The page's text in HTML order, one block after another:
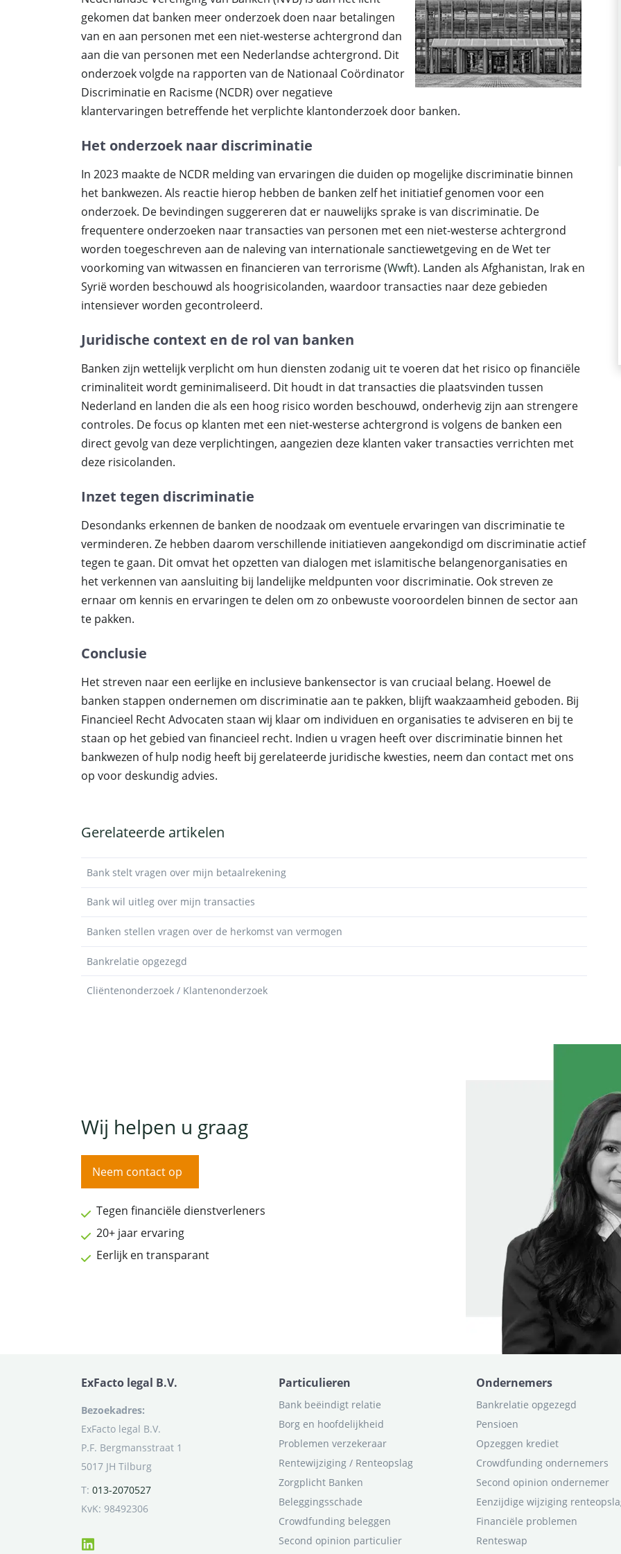
gekomen dat banken meer onderzoek doen naar betalingen
van en aan personen met een niet-westerse achtergrond dan
aan die van personen met een Nederlandse achtergrond. Dit
onderzoek volgde na rapporten van de Nationaal Coördinator
Discriminatie en Racisme (NCDR) over negatieve
klantervaringen betreffende het verplichte klantonderzoek door banken.
Het onderzoek naar discriminatie
In 2023 maakte de NCDR melding van ervaringen die duiden op mogelijke discriminatie binnen
het bankwezen. Als reactie hierop hebben de banken zelf het initiatief genomen voor een
onderzoek. De bevindingen suggereren dat er nauwelijks sprake is van discriminatie. De
frequentere onderzoeken naar transacties van personen met een niet-westerse achtergrond
worden toegeschreven aan de naleving van internationale sanctiewetgeving en de Wet ter
voorkoming van witwassen en financieren van terrorisme (Wwft). Landen als Afghanistan, Irak en
Syrië worden beschouwd als hoogrisicolanden, waardoor transacties naar deze gebieden
intensiever worden gecontroleerd.
Juridische context en de rol van banken
Banken zijn wettelijk verplicht om hun diensten zodanig uit te voeren dat het risico op financiële
criminaliteit wordt geminimaliseerd. Dit houdt in dat transacties die plaatsvinden tussen
Nederland en landen die als een hoog risico worden beschouwd, onderhevig zijn aan strengere
controles. De focus op klanten met een niet-westerse achtergrond is volgens de banken een
direct gevolg van deze verplichtingen, aangezien deze klanten vaker transacties verrichten met
deze risicolanden.
Inzet tegen discriminatie
Desondanks erkennen de banken de noodzaak om eventuele ervaringen van discriminatie te
verminderen. Ze hebben daarom verschillende initiatieven aangekondigd om discriminatie actief
tegen te gaan. Dit omvat het opzetten van dialogen met islamitische belangenorganisaties en
het verkennen van aansluiting bij landelijke meldpunten voor discriminatie. Ook streven ze
ernaar om kennis en ervaringen te delen om zo onbewuste vooroordelen binnen de sector aan
te pakken.
Conclusie
Het streven naar een eerlijke en inclusieve bankensector is van cruciaal belang. Hoewel de
banken stappen ondernemen om discriminatie aan te pakken, blijft waakzaamheid geboden. Bij
Financieel Recht Advocaten staan wij klaar om individuen en organisaties te adviseren en bij te
staan op het gebied van financieel recht. Indien u vragen heeft over discriminatie binnen het
bankwezen of hulp nodig heeft bij gerelateerde juridische kwesties, neem dan contact met ons
op voor deskundig advies.
Gerelateerde artikelen
Bank stelt vragen over mijn betaalrekening
Bank wil uitleg over mijn transacties
Banken stellen vragen over de herkomst van vermogen
Bankrelatie opgezegd
Cliëntenonderzoek / Klantenonderzoek
Wij helpen u graag
Neem contact op
Tegen financiële dienstverleners
20+ jaar ervaring
Eerlijk en transparant
ExFacto legal B.V.
Bezoekadres:
ExFacto legal B.V.
P.F. Bergmansstraat 1
5017 JH Tilburg
T: 013-2070527
KvK: 98492306
Particulieren
Bank beëindigt relatie
Borg en hoofdelijkheid
Problemen verzekeraar
Rentewijziging / Renteopslag
Zorgplicht Banken
Beleggingsschade
Crowdfunding beleggen
Second opinion particulier
Ondernemers
Bankrelatie opgezegd
Pensioen
Opzeggen krediet
Crowdfunding ondernemers
Second opinion ondernemer
Eenzijdige wijziging
Financiële problemen
Renteswap